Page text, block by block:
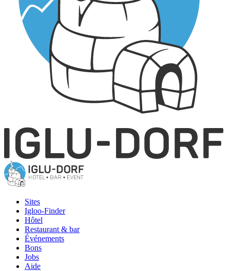
Sites
Igloo-Finder
Hôtel
Restaurant & bar
Événements
Bons
Jobs
Aide